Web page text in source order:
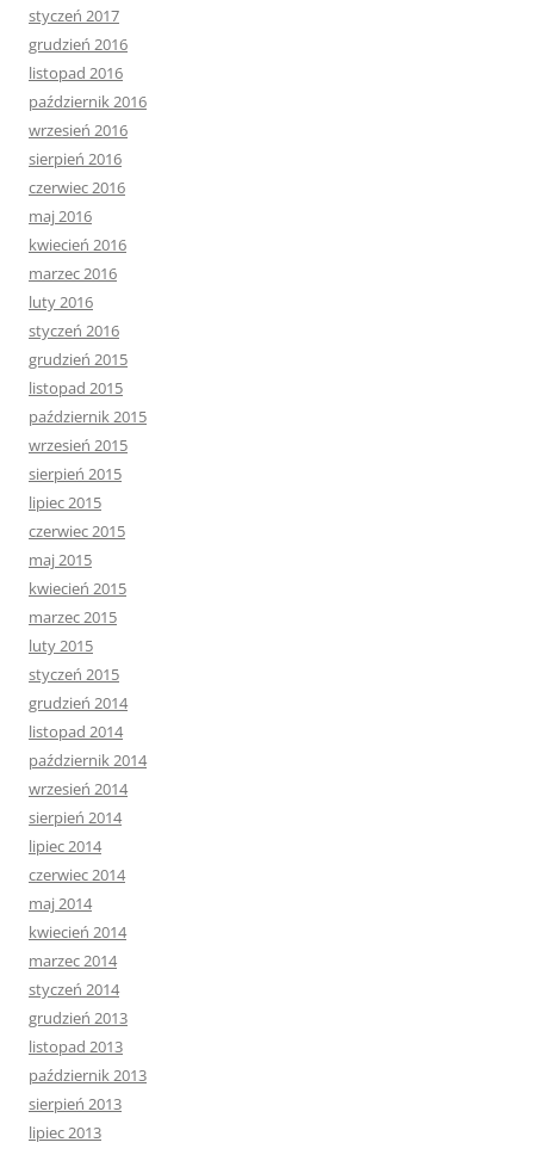
styczeń 2017
grudzień 2016
listopad 2016
październik 2016
wrzesień 2016
sierpień 2016
czerwiec 2016
maj 2016
kwiecień 2016
marzec 2016
luty 2016
styczeń 2016
grudzień 2015
listopad 2015
październik 2015
wrzesień 2015
sierpień 2015
lipiec 2015
czerwiec 2015
maj 2015
kwiecień 2015
marzec 2015
luty 2015
styczeń 2015
grudzień 2014
listopad 2014
październik 2014
wrzesień 2014
sierpień 2014
lipiec 2014
czerwiec 2014
maj 2014
kwiecień 2014
marzec 2014
styczeń 2014
grudzień 2013
listopad 2013
październik 2013
sierpień 2013
lipiec 2013